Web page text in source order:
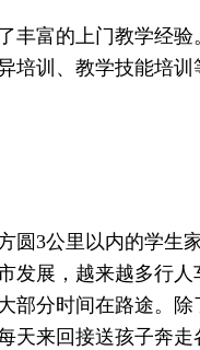
丰富的上门教学经
培训、教学技能培
圆3公里以内的学生
发展，越来越多行
部分时间在路途。
来回接送孩子奔走